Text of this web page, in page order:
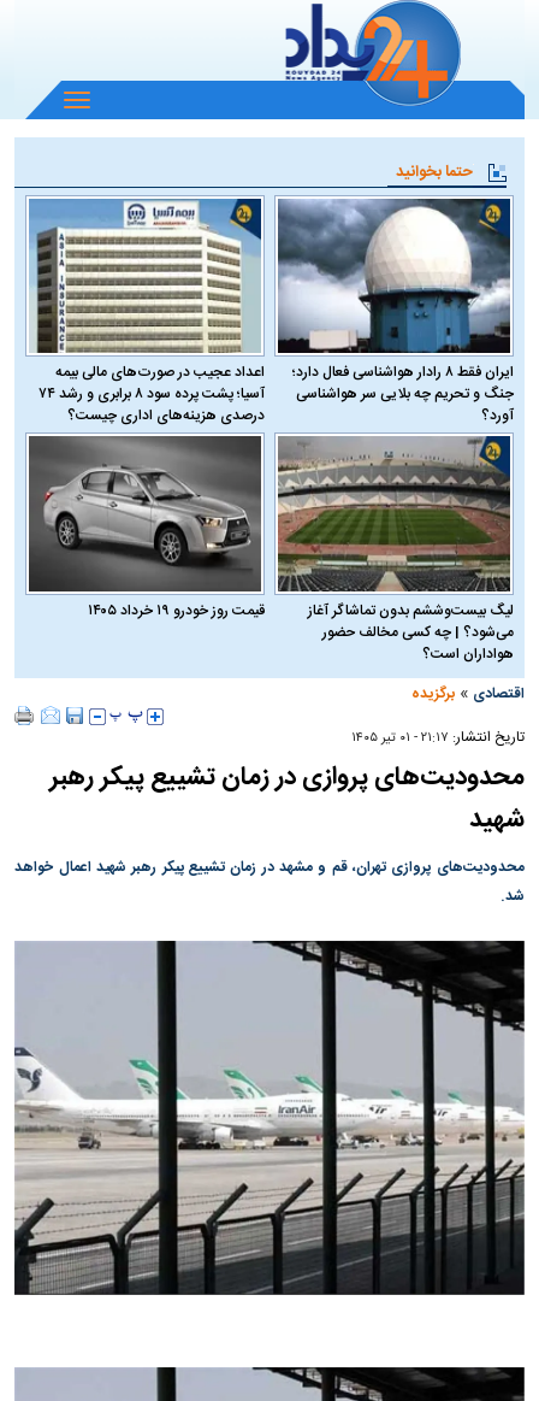
باز
و
منو
حتما بخوانید
ایران فقط ۸ رادار هواشناسی فعال دارد؛
جنگ و تحریم چه بلایی سر هواشناسی
آورد؟
اعداد عجیب در صورت‌های مالی بیمه
آسیا؛ پشت پرده سود ۸ برابری و رشد ۷۴
درصدی هزینه‌های اداری چیست؟
لیگ بیست‌وششم بدون تماشاگر آغاز
می‌شود؟ | چه کسی مخالف حضور
هواداران است؟
قیمت روز خودرو ۱۹ خرداد ۱۴۰۵
اقتصادی »برگزیده
تاریخ انتشار: ۲۱:۱۷ - ۰۱ تير ۱۴۰۵
محدودیت‌های پروازی در زمان تشییع پیکر رهبر
شهید
محدودیت‌های پروازی تهران، قم و مشهد در زمان تشییع پیکر رهبر شهید اعمال خواهد
شد.